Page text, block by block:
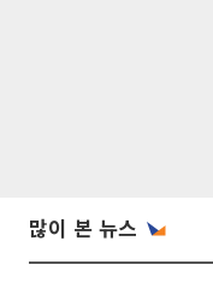
많이 본 뉴스